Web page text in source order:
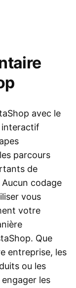
avec le
interactif
parcours
de
codage
vous
votre
Que
entreprise, les
ou les
les